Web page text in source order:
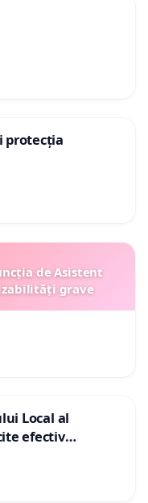
protecția
de Asistent
grave
Local al
efectiv
interesele
S.A, operatorul